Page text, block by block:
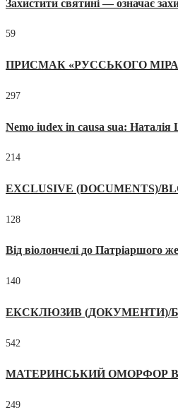
Захистити святині — означає
59
ПРИСМАК «РУССЬКОГО МІРА» в
297
Nemo iudex in causa sua: Наталія
214
EXCLUSIVE (DOCUMENTS)/
128
Від віолончелі до Патріаршого
140
ЕКСКЛЮЗИВ (ДОКУМЕНТИ)/
542
МАТЕРИНСЬКИЙ ОМОРФОР В
249